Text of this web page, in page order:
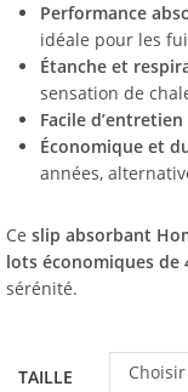
Performance
idéale pour les
Étanche et
sensation de
Facile d’entretien
Économique et
années,
Ce slip absorbant
lots économiques de
sérénité.
TAILLE